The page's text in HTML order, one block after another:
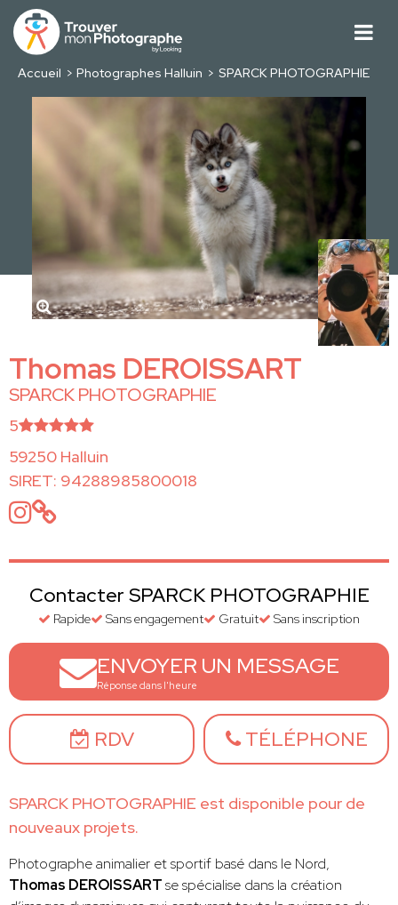
Accueil Photographes Halluin SPARCK PHOTOGRAPHIE
Thomas DEROISSART
SPARCK PHOTOGRAPHIE
5
59250 Halluin
SIRET: 94288985800018
Contacter SPARCK PHOTOGRAPHIE
Rapide Sans engagement Gratuit Sans inscription
ENVOYER UN MESSAGE
Réponse dans l'heure
RDV TÉLÉPHONE
SPARCK PHOTOGRAPHIE est disponible pour de
nouveaux projets.
Photographe animalier et sportif basé dans le Nord,
Thomas DEROISSARTse spécialise dans la création